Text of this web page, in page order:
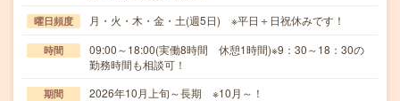
曜日頻度 月・火・木・金・土(週5日) ※平日＋日祝休みです！
時間
09:00～18:00(実働8時間 休憩1時間)※9：30～18：30の
勤務時間も相談可！
期間 2026年10月上旬～長期 ※10月～！